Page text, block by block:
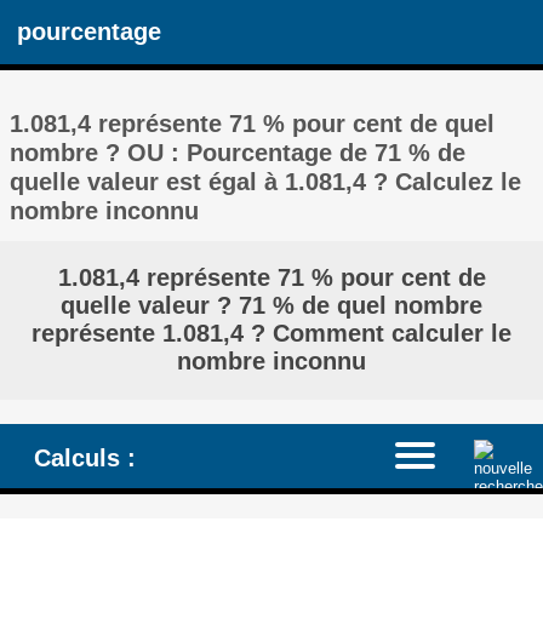
pourcentage
1.081,4 représente 71 % pour cent de quel
nombre ? OU : Pourcentage de 71 % de
quelle valeur est égal à 1.081,4 ? Calculez le
nombre inconnu
1.081,4 représente 71 % pour cent de
quelle valeur ? 71 % de quel nombre
représente 1.081,4 ? Comment calculer le
nombre inconnu
Calculs :